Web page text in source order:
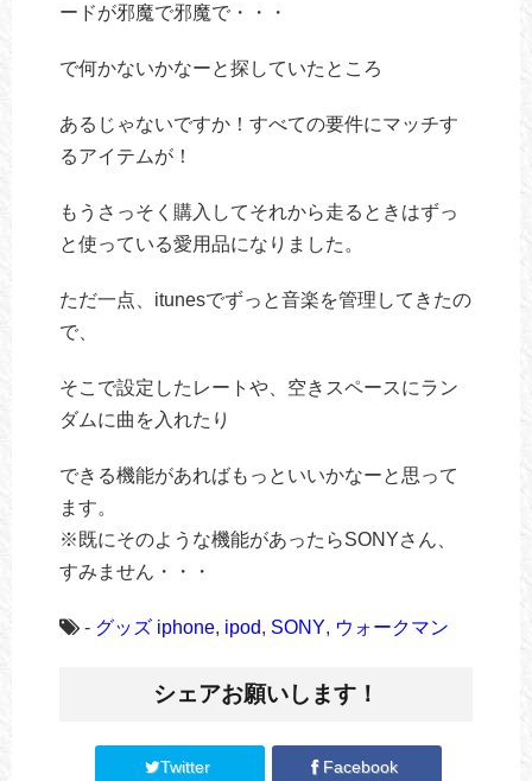
ードが邪魔で邪魔で・・・
で何かないかなーと探していたところ
あるじゃないですか！すべての要件にマッチす
るアイテムが！
もうさっそく購入してそれから走るときはずっ
と使っている愛用品になりました。
ただ一点、itunesでずっと音楽を管理してきたの
で、
そこで設定したレートや、空きスペースにラン
ダムに曲を入れたり
できる機能があればもっといいかなーと思って
ます。
※既にそのような機能があったらSONYさん、
すみません・・・
- グッズ iphone, ipod, SONY, ウォークマン
シェアお願いします！
Twitter Facebook